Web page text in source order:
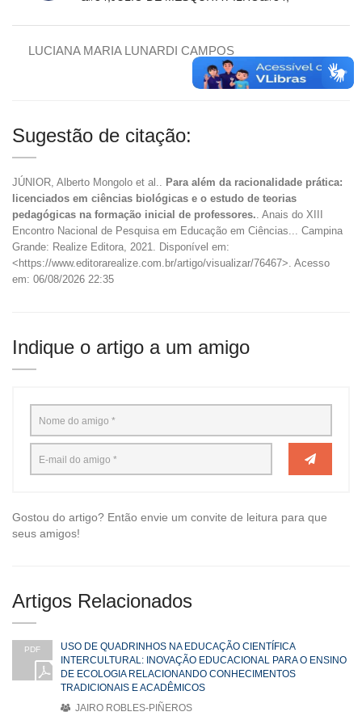
LUCIANA MARIA LUNARDI CAMPOS
Sugestão de citação:
JÚNIOR, Alberto Mongolo et al.. Para além da racionalidade prática:
licenciados em ciências biológicas e o estudo de teorias
pedagógicas na formação inicial de professores.. Anais do XIII
Encontro Nacional de Pesquisa em Educação em Ciências... Campina
Grande: Realize Editora, 2021. Disponível em:
<https://www.editorarealize.com.br/artigo/visualizar/76467>. Acesso
em: 06/08/2026 22:35
Indique o artigo a um amigo
Gostou do artigo? Então envie um convite de leitura para que
seus amigos!
Artigos Relacionados
PDF
USO DE QUADRINHOS NA EDUCAÇÃO CIENTÍFICA
INTERCULTURAL: INOVAÇÃO EDUCACIONAL PARA O ENSINO
DE ECOLOGIA RELACIONANDO CONHECIMENTOS
TRADICIONAIS E ACADÊMICOS
JAIRO ROBLES-PIÑEROS